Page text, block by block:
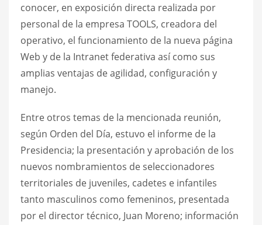
conocer, en exposición directa realizada por
personal de la empresa TOOLS, creadora del
operativo, el funcionamiento de la nueva página
Web y de la Intranet federativa así como sus
amplias ventajas de agilidad, configuración y
manejo.
Entre otros temas de la mencionada reunión,
según Orden del Día, estuvo el informe de la
Presidencia; la presentación y aprobación de los
nuevos nombramientos de seleccionadores
territoriales de juveniles, cadetes e infantiles
tanto masculinos como femeninos, presentada
por el director técnico, Juan Moreno; información